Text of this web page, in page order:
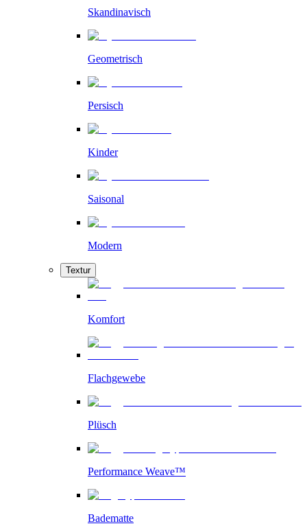
Skandinavisch
Geometrisch
Persisch
Kinder
Saisonal
Modern
Textur
Komfort
Flachgewebe
Plüsch
Performance Weave™
Badematte